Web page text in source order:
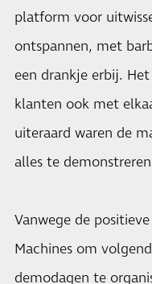
platform voor
ontspannen, met
een drankje erbij.
klanten ook met
uiteraard waren de
alles te
Vanwege de
Machines om
demodagen te